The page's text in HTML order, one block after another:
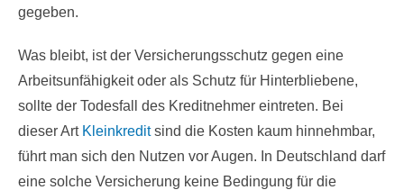
gegeben.
Was bleibt, ist der Versicherungsschutz gegen eine
Arbeitsunfähigkeit oder als Schutz für Hinterbliebene,
sollte der Todesfall des Kreditnehmer eintreten. Bei
dieser Art Kleinkreditsind die Kosten kaum hinnehmbar,
führt man sich den Nutzen vor Augen. In Deutschland darf
eine solche Versicherung keine Bedingung für die